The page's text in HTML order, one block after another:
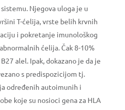
Njegova uloga je u
T-ćelija, vrste belih krvnih
i pokretanje imunološkog
ćelija. Čak 8-10%
alel. Ipak, dokazano je da je
s predispozicijom tj.
određenih autoimunih i
koje su nosioci gena za HLA